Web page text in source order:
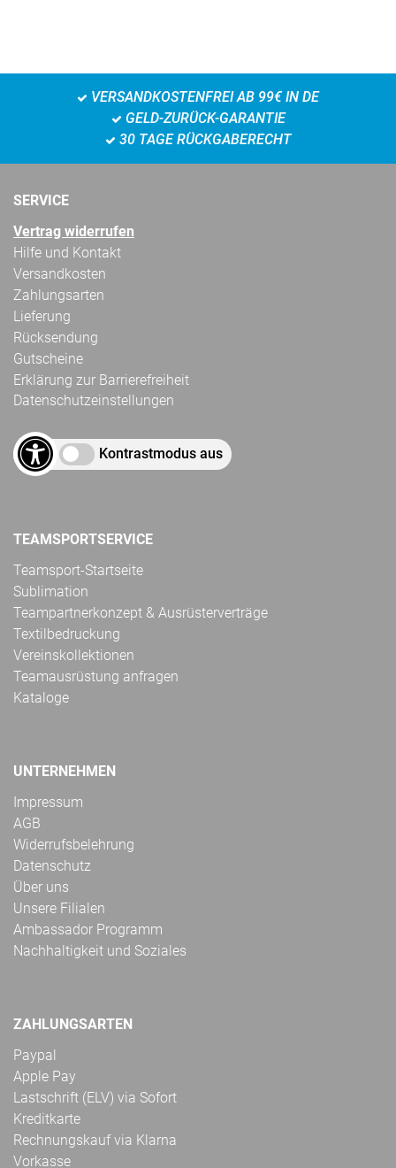
VERSANDKOSTENFREI AB 99€ IN DE
GELD-ZURÜCK-GARANTIE
30 TAGE RÜCKGABERECHT
SERVICE
Vertrag widerrufen
Hilfe und Kontakt
Versandkosten
Zahlungsarten
Lieferung
Rücksendung
Gutscheine
Erklärung zur Barrierefreiheit
Datenschutzeinstellungen
Kontrastmodus aus
TEAMSPORTSERVICE
Teamsport-Startseite
Sublimation
Teampartnerkonzept & Ausrüsterverträge
Textilbedruckung
Vereinskollektionen
Teamausrüstung anfragen
Kataloge
UNTERNEHMEN
Impressum
AGB
Widerrufsbelehrung
Datenschutz
Über uns
Unsere Filialen
Ambassador Programm
Nachhaltigkeit und Soziales
ZAHLUNGSARTEN
Paypal
Apple Pay
Lastschrift (ELV) via Sofort
Kreditkarte
Rechnungskauf via Klarna
Vorkasse